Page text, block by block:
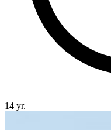
14 yr.